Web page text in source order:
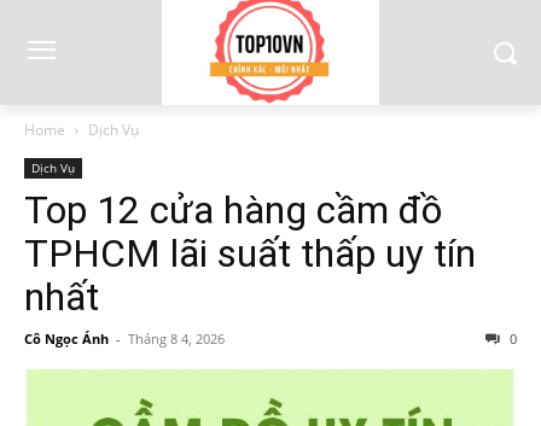
Home Dịch Vụ
Dịch Vụ
Top 12 cửa hàng cầm đồ
TPHCM lãi suất thấp uy tín
nhất
Cô Ngọc Ánh - Tháng 8 4, 2026 0